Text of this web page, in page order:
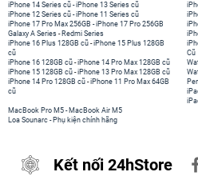
iPhone 14 Series cũ -iPhone 13 Series cũ
iPhone 12 Series cũ -iPhone 11 Series cũ
iPhone 17 Pro Max 256GB -iPhone 17 Pro 256GB
Galaxy A Series - Redmi Series
iPhone 16 Plus 128GB cũ -iPhone 15 Plus 128GB
cũ
iPhone 16 128GB cũ -iPhone 14 Pro Max 128GB cũ
iPhone 15 128GB cũ -iPhone 13 Pro Max 128GB cũ
iPhone 14 Pro 128GB cũ -iPhone 11 Pro Max 64GB
cũ
Cũ
MacBook Pro M5 - MacBook Air M5
Loa Sounarc - Phụ kiện chính hãng
Kết nối 24hStore